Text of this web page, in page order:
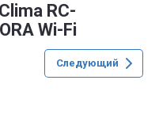
RC-
Wi-Fi
Следующий